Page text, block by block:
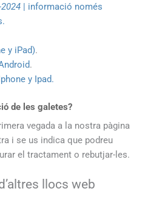
| informació només
y iPad).
.
y Ipad.
de les galetes?
vegada a la nostra pàgina
i se us indica que podreu
el tractament o rebutjar-les.
llocs web